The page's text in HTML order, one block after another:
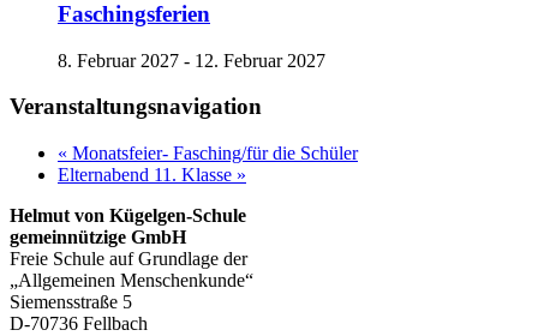
Faschingsferien
8. Februar 2027 - 12. Februar 2027
Veranstaltungsnavigation
« Monatsfeier- Fasching/für die Schüler
Elternabend 11. Klasse »
Helmut von Kügelgen-Schule
gemeinnützige GmbH
Freie Schule auf Grundlage der
„Allgemeinen Menschenkunde“
Siemensstraße 5
D-70736 Fellbach